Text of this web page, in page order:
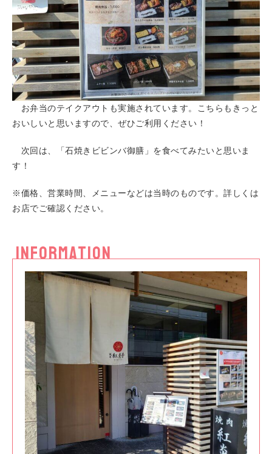
お弁当のテイクアウトも実施されています。こちらもきっと
おいしいと思いますので、ぜひご利用ください！
次回は、「石焼きビビンバ御膳」を食べてみたいと思いま
す！
※価格、営業時間、メニューなどは当時のものです。詳しくは
お店でご確認ください。
INFORMATION